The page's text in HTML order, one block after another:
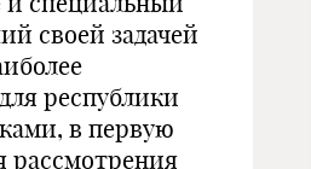
своей задачей
республики
в первую
рассмотрения